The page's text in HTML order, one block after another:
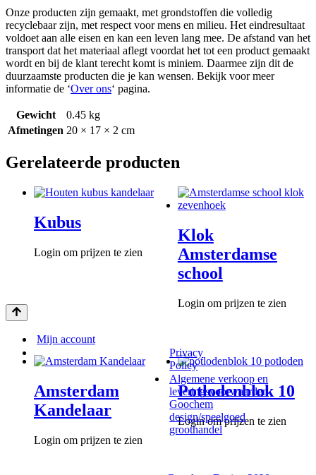
Onze producten zijn gemaakt, met grondstoffen die volledig
recyclebaar zijn, met respect voor mens en milieu. Het eindresultaat
voldoet aan alle eisen en kan een leven lang mee. De afstand van het
transport dat het materiaal aflegt voordat het tot een product gemaakt
wordt en bij de klant terecht komt is miniem. Daarmee zijn dit de
duurzaamste producten die je kan wensen. Bekijk voor meer
informatie de ‘Over ons‘ pagina.
Gewicht
0.45 kg
Afmetingen 20 × 17 × 2 cm
Gerelateerde producten
Kubus
Login om prijzen te zien
Klok
Amsterdamse
school
Login om prijzen te zien
Amsterdam
Kandelaar
Login om prijzen te zien
Potlodenblok 10
Login om prijzen te zien
Mijn account
Privacy
Policy
Algemene verkoop en
leveringsvoorwaarden
Goochem
design/speelgoed
groothandel